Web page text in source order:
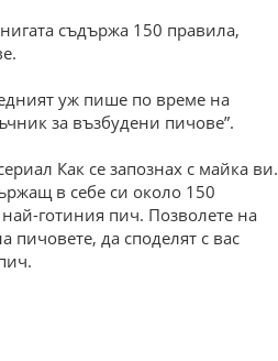
съдържа 150 правила,
уж пише по време на
за възбудени пичове”.
Как се запознах с майка ви.
в себе си около 150
готиния пич. Позволете на
да споделят с вас